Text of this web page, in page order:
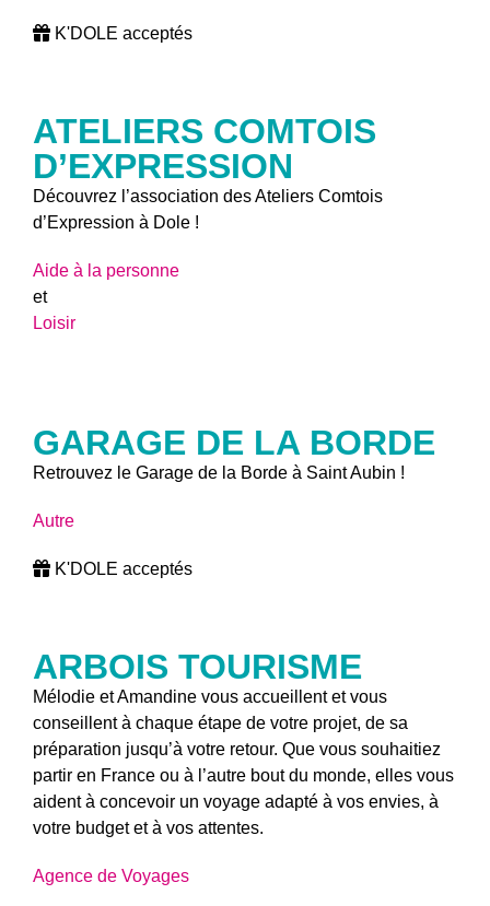
K'DOLE acceptés
ATELIERS COMTOIS
D’EXPRESSION
Découvrez l’association des Ateliers Comtois
d’Expression à Dole !
Aide à la personne
et
Loisir
GARAGE DE LA BORDE
Retrouvez le Garage de la Borde à Saint Aubin !
Autre
K'DOLE acceptés
ARBOIS TOURISME
Mélodie et Amandine vous accueillent et vous
conseillent à chaque étape de votre projet, de sa
préparation jusqu’à votre retour. Que vous souhaitiez
partir en France ou à l’autre bout du monde, elles vous
aident à concevoir un voyage adapté à vos envies, à
votre budget et à vos attentes.
Agence de Voyages